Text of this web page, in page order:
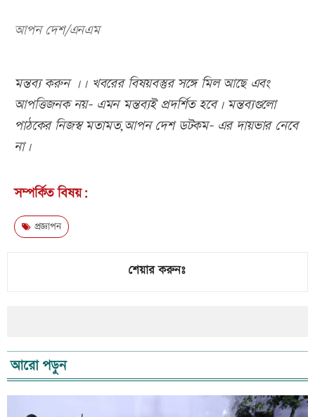
আপন দেশ/এনএম
মন্তব্য করুন ।। খবরের বিষয়বস্তুর সঙ্গে মিল আছে এবং
আপত্তিজনক নয়- এমন মন্তব্যই প্রদর্শিত হবে। মন্তব্যগুলো
পাঠকের নিজস্ব মতামত,আপন দেশ ডটকম- এর দায়ভার নেবে
না।
সম্পর্কিত বিষয়:
প্রজ্ঞাপন
শেয়ার করুনঃ
আরো পড়ুন